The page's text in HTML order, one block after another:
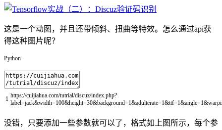
这是一个动图，并且还带倾斜、扭曲等特效。怎么通过api获
得这种图片呢？
Python
1 https://cuijiahua.com/tutrial/discuz/index.php?
label=jack&width=100&height=30&background=1&adulterate=1&ttf=1&angle=1&
没错，只要添加一些参数就可以了，格式如上图所示，每个参